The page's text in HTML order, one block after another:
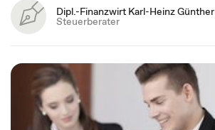
Dipl.-Finanzwirt Karl-Heinz Günther
Steuerberater